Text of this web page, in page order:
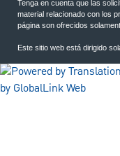
Tenga en cuenta que las
material relacionado con los
página son ofrecidos
Este sitio web está dirigido
by GlobalLink Web